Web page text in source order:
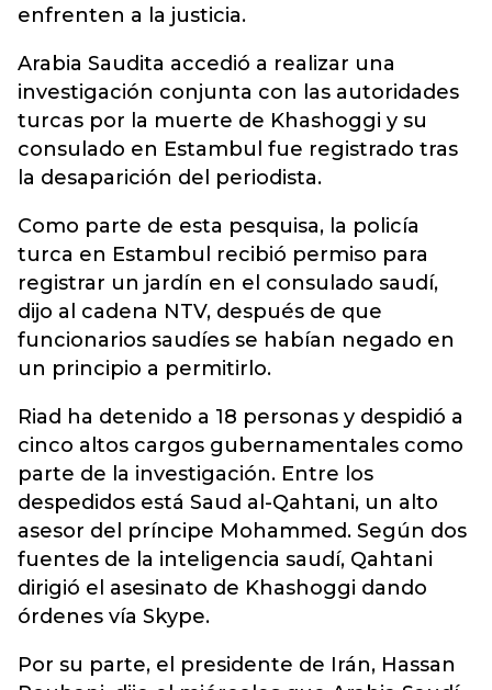
enfrenten a la justicia.
Arabia Saudita accedió a realizar una
investigación conjunta con las autoridades
turcas por la muerte de Khashoggi y su
consulado en Estambul fue registrado tras
la desaparición del periodista.
Como parte de esta pesquisa, la policía
turca en Estambul recibió permiso para
registrar un jardín en el consulado saudí,
dijo al cadena NTV, después de que
funcionarios saudíes se habían negado en
un principio a permitirlo.
Riad ha detenido a 18 personas y despidió a
cinco altos cargos gubernamentales como
parte de la investigación. Entre los
despedidos está Saud al-Qahtani, un alto
asesor del príncipe Mohammed. Según dos
fuentes de la inteligencia saudí, Qahtani
dirigió el asesinato de Khashoggi dando
órdenes vía Skype.
Por su parte, el presidente de Irán, Hassan